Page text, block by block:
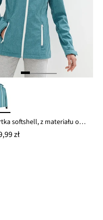
Kurtka softshell, z materiału odpychającego wodę
zł